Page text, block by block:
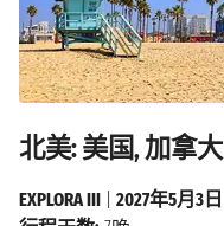
北美: 美国, 加拿大
EXPLORA III
2027年5月3日